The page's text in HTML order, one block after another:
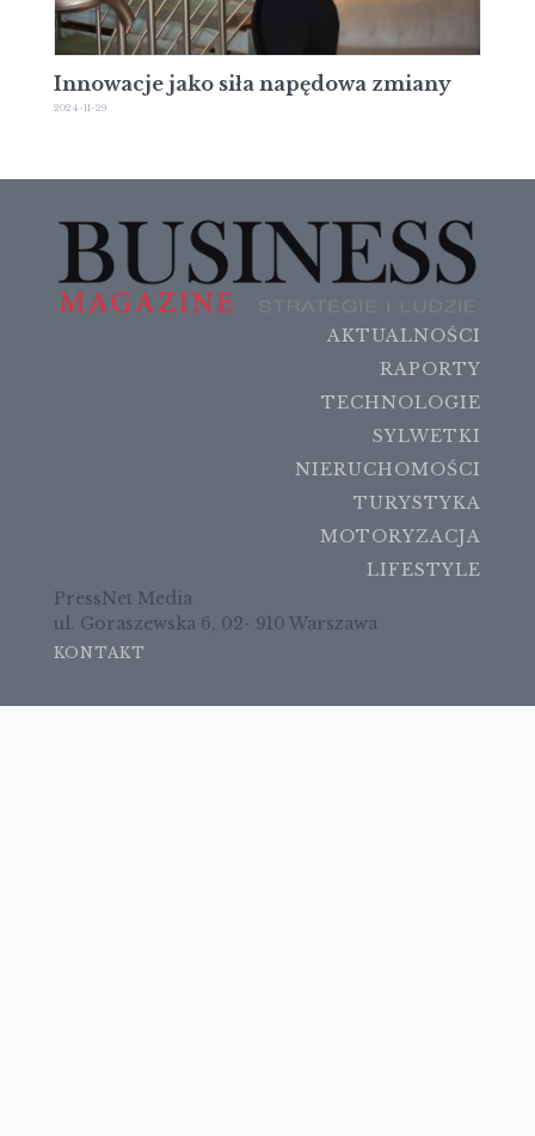
Innowacje jako siła napędowa zmiany
2024-11-29
AKTUALNOŚCI
RAPORTY
TECHNOLOGIE
SYLWETKI
NIERUCHOMOŚCI
TURYSTYKA
MOTORYZACJA
LIFESTYLE
PressNet Media
ul. Goraszewska 6, 02- 910 Warszawa
KONTAKT